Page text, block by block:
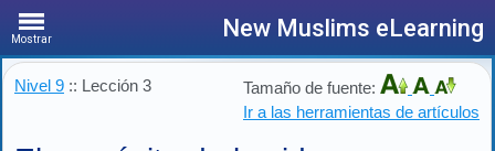
Mostrar New Muslims eLearning
Nivel 9 :: Lección 3
Tamaño de fuente:
Ir a las herramientas de artículos